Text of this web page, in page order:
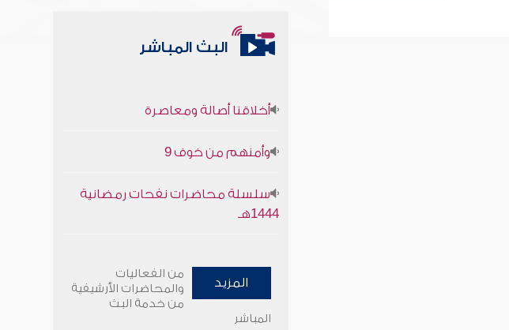
البث المباشر
1444هـ
وأمنهم من خوف 9
المزيد
من الفعاليات
والمحاضرات الأرشيفية
من خدمة البث
المباشر